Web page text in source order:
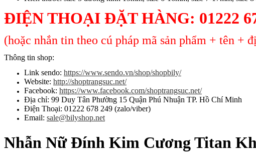
ĐIỆN THOẠI ĐẶT HÀNG: 01222
(hoặc nhắn tin theo cú pháp mã sản phẩm + tên +
Thông tin shop:
Link sendo: https://www.sendo.vn/shop/shopbily/
Website: http://shoptrangsuc.net/
Facebook: https://www.facebook.com/shoptrangsuc.net/
Địa chỉ: 99 Duy Tân Phường 15 Quận Phú Nhuận TP. Hồ Chí Minh
Điện Thoại: 01222 678 249 (zalo/viber)
Email: sale@bilyshop.net
Nhẫn Nữ Đính Kim Cương Titan